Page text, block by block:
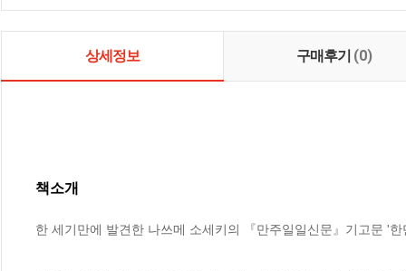
상세정보 구매후기 (0)
책소개
한 세기만에 발견한 나쓰메 소세키의 『만주일일신문』기고문 '